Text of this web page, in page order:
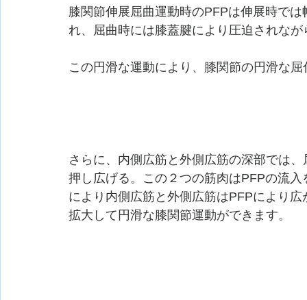
膝関節伸展屈曲運動時のPFPは伸展時で
れ、屈曲時には膝蓋腱により圧迫されな
この円滑な運動により、膝関節の円滑な
さらに、内側広筋と外側広筋の深部では
押し広げる。この２つの筋肉はPFPの流
により内側広筋と外側広筋はPFPにより
拡大して円滑な膝関節運動ができます。